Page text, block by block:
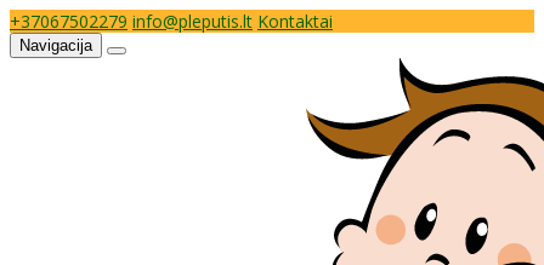
+37067502279 info@pleputis.lt Kontaktai
Navigacija